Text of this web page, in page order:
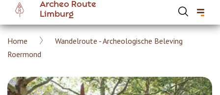
Overslaan
naar
inhoud
Archeo Route
Limburg
Kruimelpad
Home
Wandelroute - Archeologische Beleving
Roermond